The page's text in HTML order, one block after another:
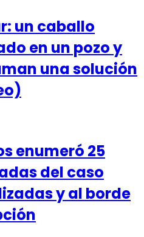
un caballo
en un pozo y
una solución
enumeró 25
del caso
y al borde